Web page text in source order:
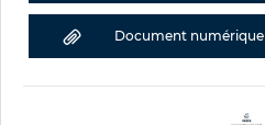
Document numérique